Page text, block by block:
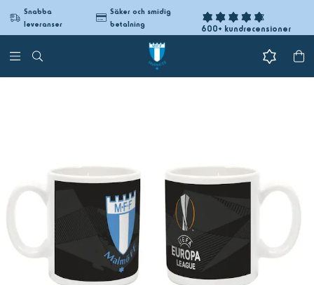
Snabba
leveranser
Säker och smidig
betalning
600+ kundrecensioner